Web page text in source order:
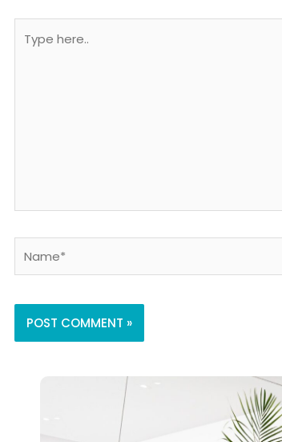
here..